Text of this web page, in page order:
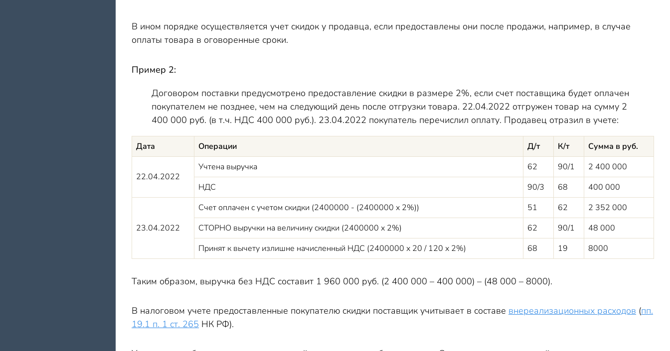
В ином порядке осуществляется учет скидок у продавца, если предоставлены они после продажи, например, в случае
оплаты товара в оговоренные сроки.
Пример 2:
Договором поставки предусмотрено предоставление скидки в размере 2%, если счет поставщика будет оплачен
покупателем не позднее, чем на следующий день после отгрузки товара. 22.04.2022 отгружен товар на сумму 2
400 000 руб. (в т.ч. НДС 400 000 руб.). 23.04.2022 покупатель перечислил оплату. Продавец отразил в учете:
Дата Операции Д/т К/т Сумма в руб.
22.04.2022
Учтена выручка 62 90/1
2 400 000
НДС
90/3 68 400 000
23.04.2022
Счет оплачен с учетом скидки (2400000 - (2400000 х 2%)) 51 62
2 352 000
СТОРНО выручки на величину скидки (2400000 х 2%)
62 90/1
48 000
Принят к вычету излишне начисленный НДС (2400000 х 20 / 120 х 2%)
68 19 8000
Таким образом, выручка без НДС составит 1 960 000 руб. (2 400 000 – 400 000) – (48 000 – 8000).
В налоговом учете предоставленные покупателю скидки поставщик учитывает в составе внереализационных расходов (пп.
19.1 п. 1 ст. 265 НК РФ).